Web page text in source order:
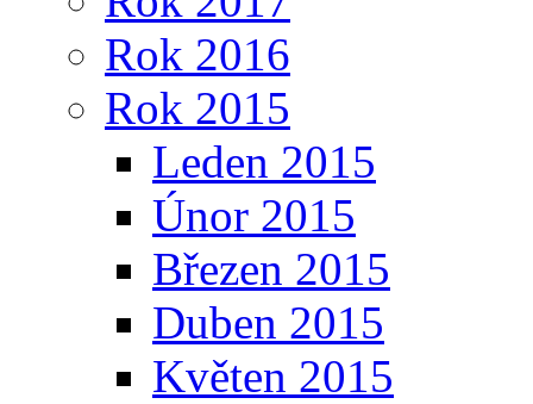
Rok 2016
Rok 2015
Leden 2015
Únor 2015
Březen 2015
Duben 2015
Květen 2015